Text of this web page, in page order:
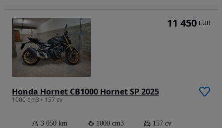
Honda Hornet CB1000 Hornet SP 2025
1000 cm3 • 157 cv
3 050 km 1000 cm3
157 cv
11 450 EUR